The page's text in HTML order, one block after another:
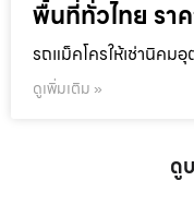
พื้นที่ทั่วไทย รา
รถแม็คโครให้เช่านิคมอุ
ดูเพิ่มเติม »
ดู